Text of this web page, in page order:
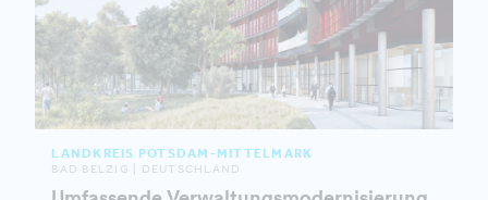
LANDKREIS POTSDAM-MITTELMARK
BAD BELZIG | DEUTSCHLAND